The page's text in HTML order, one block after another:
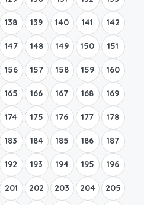
138 139 140 141 142
147 148 149 150 151
156 157 158 159 160
165 166 167 168 169
174 175 176 177 178
183 184 185 186 187
192 193 194 195 196
201 202 203 204 205